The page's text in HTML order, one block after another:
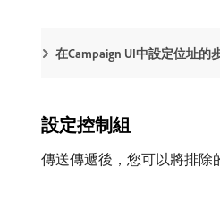
在Campaign UI中設定位址的
設定控制組
傳送傳遞後，您可以將排除